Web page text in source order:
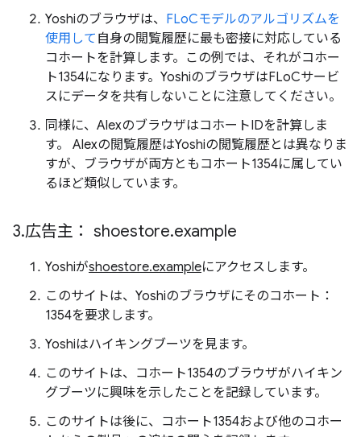
Yoshiのブラウザは、 FLoCモデルのアルゴリズムを
使用して 自身の閲覧履歴に最も密接に対応している
コホートを計算します。この例では、それがコホー
ト1354になります。YoshiのブラウザはFLoCサービ
スにデータを共有しないことに注意してください。
同様に、AlexのブラウザはコホートIDを計算しま
す。 Alexの閲覧履歴はYoshiの閲覧履歴とは異なりま
すが、ブラウザが両方ともコホート1354に属してい
るほど類似しています。
3.広告主： shoestore.example
Yoshiがshoestore.exampleにアクセスします。
このサイトは、Yoshiのブラウザにそのコホート：
1354を要求します。
Yoshiはハイキングブーツを見ます。
このサイトは、コホート1354のブラウザがハイキン
グブーツに興味を示したことを記録しています。
このサイトは後に、コホート1354および他のコホー